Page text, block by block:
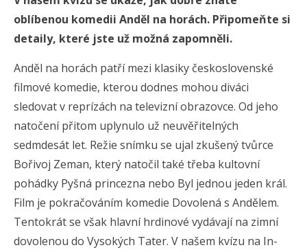
oblíbenou komedii Anděl na horách. Připomeňte si
detaily, které jste už možná zapomněli.
Anděl na horách patří mezi klasiky československé
filmové komedie, kterou dodnes mohou diváci
sledovat v reprízách na televizní obrazovce. Od jeho
natočení přitom uplynulo už neuvěřitelných
sedmdesát let. Režie snímku se ujal zkušený tvůrce
Bořivoj Zeman, který natočil také třeba kultovní
pohádky Pyšná princezna nebo Byl jednou jeden král.
Film je pokračováním komedie Dovolená s Andělem.
Tentokrát se však hlavní hrdinové vydávají na zimní
dovolenou do Vysokých Tater. V našem kvízu na In-